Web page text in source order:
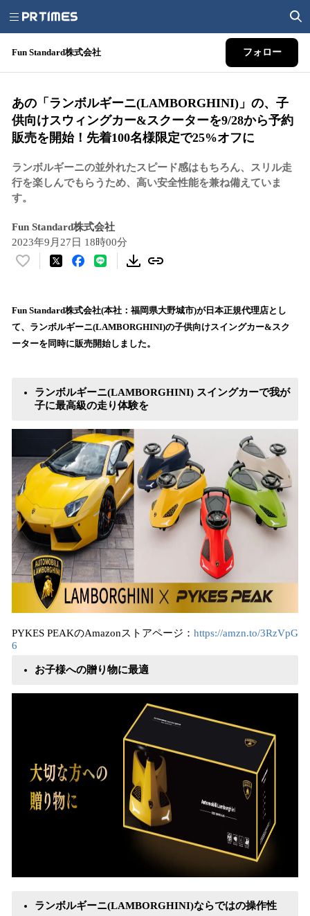
Fun Standard株式会社 フォロー
あの「ランボルギーニ(LAMBORGHINI)」の、子
供向けスウィングカー&スクーターを9/28から予約
販売を開始！先着100名様限定で25%オフに
ランボルギーニの並外れたスピード感はもちろん、スリル走
行を楽しんでもらうため、高い安全性能を兼ね備えていま
す。
Fun Standard株式会社
2023年9月27日 18時00分
い
！
数
を
み
で
Fun Standard株式会社(本社：福岡県大野城市)が日本正規代理店とし
て、ランボルギーニ(LAMBORGHINI)の子供向けスイングカー&スク
ーターを同時に販売開始しました。
ランボルギーニ(LAMBORGHINI) スイングカーで我が
子に最高級の走り体験を
PYKES PEAKのAmazonストアページ： https://amzn.to/3RzVpG
6
お子様への贈り物に最適
ランボルギーニ(LAMBORGHINI)ならではの操作性